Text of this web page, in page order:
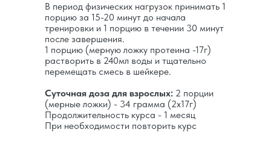
В период физических нагрузок принимать 1
порцию за 15-20 минут до начала
тренировки и 1 порцию в течении 30 минут
после завершения.
1 порцию (мерную ложку протеина -17г)
растворить в 240мл воды и тщательно
перемещать смесь в шейкере.
Суточная доза для взрослых: 2 порции
(мерные ложки) - 34 грамма (2х17г)
Продолжительность курса - 1 месяц
При необходимости повторить курс